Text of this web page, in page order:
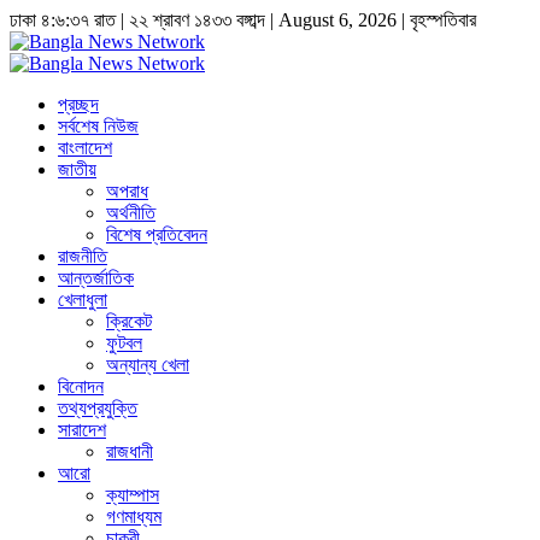
ঢাকা ৪:৬:৩৭ রাত| ২২ শ্রাবণ ১৪৩৩ বঙ্গাব্দ | August 6, 2026 | বৃহস্পতিবার
প্রচ্ছদ
সর্বশেষ নিউজ
বাংলাদেশ
জাতীয়
অপরাধ
অর্থনীতি
বিশেষ প্রতিবেদন
রাজনীতি
আন্তর্জাতিক
খেলাধুলা
ক্রিকেট
ফুটবল
অন্যান্য খেলা
বিনোদন
তথ্যপ্রযুক্তি
সারাদেশ
রাজধানী
আরো
ক্যাম্পাস
গণমাধ্যম